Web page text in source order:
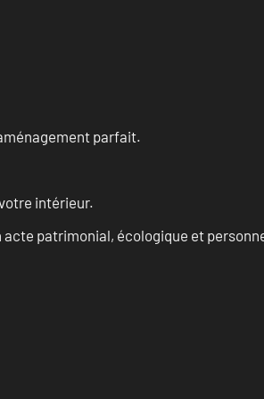
parfait.
intérieur.
acte patrimonial, écologique et